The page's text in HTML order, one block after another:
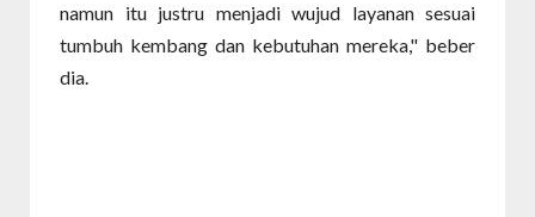
namun itu justru menjadi wujud layanan sesuai
tumbuh kembang dan kebutuhan mereka," beber
dia.